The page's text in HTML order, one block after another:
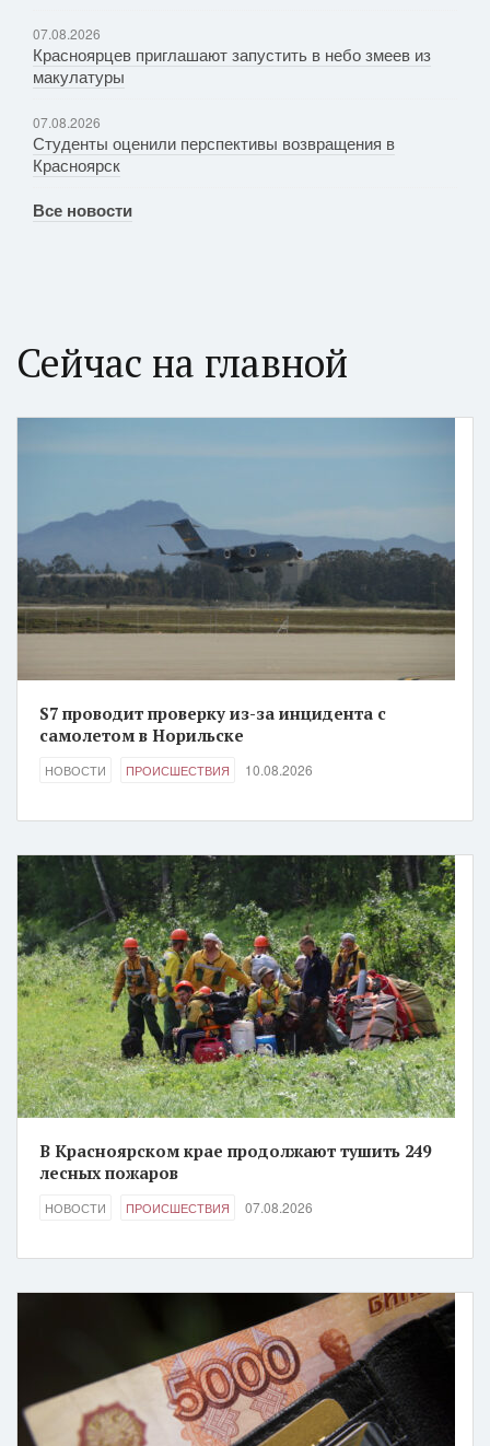
07.08.2026
Красноярцев приглашают запустить в небо змеев из
макулатуры
07.08.2026
Студенты оценили перспективы возвращения в
Красноярск
Все новости
Сейчас на главной
S7 проводит проверку из-за инцидента с
самолетом в Норильске
НОВОСТИ ПРОИСШЕСТВИЯ 10.08.2026
В Красноярском крае продолжают тушить 249
лесных пожаров
НОВОСТИ ПРОИСШЕСТВИЯ 07.08.2026